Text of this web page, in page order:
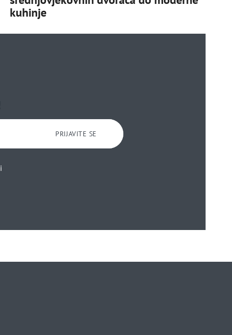
kuhinje
PRIJAVITE SE
i